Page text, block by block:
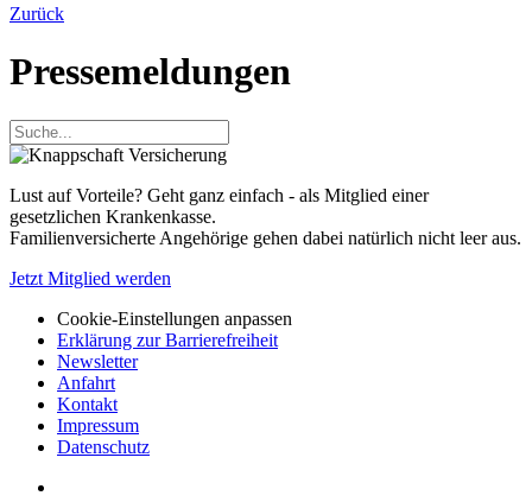
Zurück
Pressemeldungen
Lust auf Vorteile? Geht ganz einfach - als Mitglied einer
gesetzlichen Krankenkasse.
Familienversicherte Angehörige gehen dabei natürlich nicht leer aus.
Jetzt Mitglied werden
Cookie-Einstellungen anpassen
Erklärung zur Barrierefreiheit
Newsletter
Anfahrt
Kontakt
Impressum
Datenschutz